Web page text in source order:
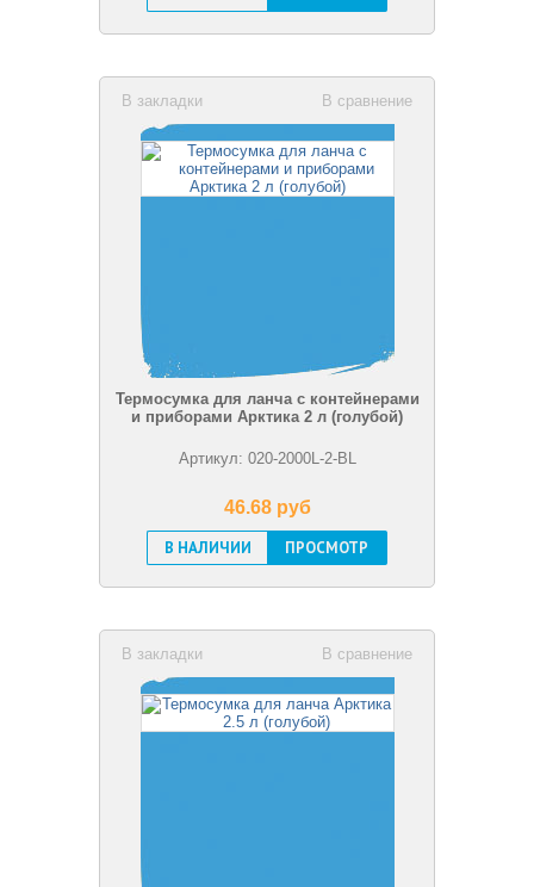
В сравнение
В закладки
Термосумка для ланча с контейнерами
и приборами Арктика 2 л (голубой)
Артикул: 020-2000L-2-BL
46.68 pуб
В НАЛИЧИИ
ПРОСМОТР
В сравнение
В закладки